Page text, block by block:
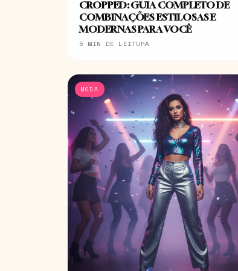
CROPPED: GUIA COMPLETO DE
COMBINAÇÕES ESTILOSAS E
MODERNAS PARA VOCÊ
5 MIN DE LEITURA
MODA